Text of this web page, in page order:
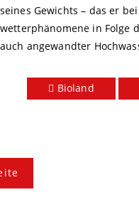
Gewichts – das er
in
angewandter
Bioland